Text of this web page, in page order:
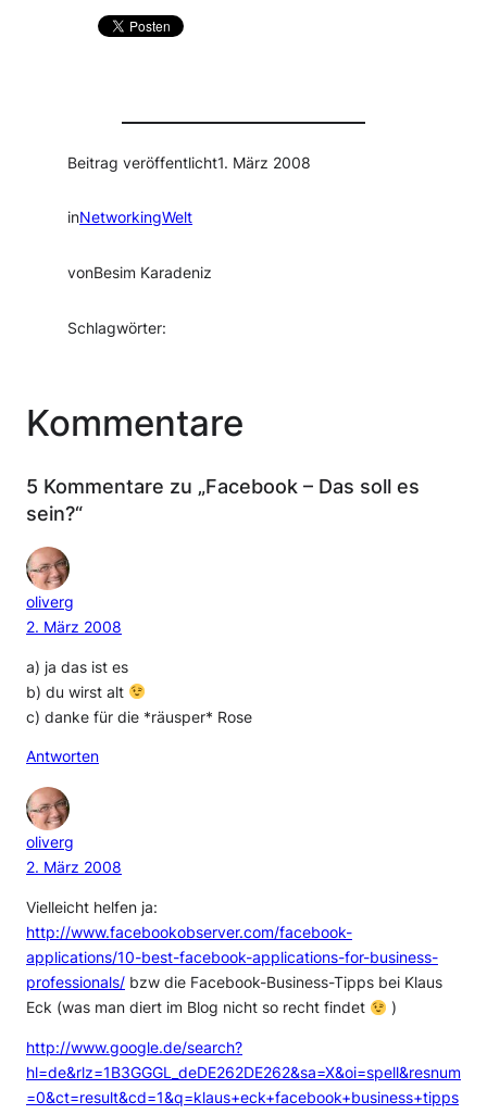
Beitrag veröffentlicht1. März 2008
inNetworkingWelt
vonBesim Karadeniz
Schlagwörter:
Kommentare
5 Kommentare zu „Facebook – Das soll es
sein?“
oliverg
2. März 2008
a) ja das ist es
b) du wirst alt
c) danke für die *räusper* Rose
Antworten
oliverg
2. März 2008
Vielleicht helfen ja:
http://www.facebookobserver.com/facebook-
applications/10-best-facebook-applications-for-business-
professionals/ bzw die Facebook-Business-Tipps bei Klaus
Eck (was man diert im Blog nicht so recht findet
)
http://www.google.de/search?
hl=de&rlz=1B3GGGL_deDE262DE262&sa=X&oi=spell&resnum
=0&ct=result&cd=1&q=klaus+eck+facebook+business+tipps